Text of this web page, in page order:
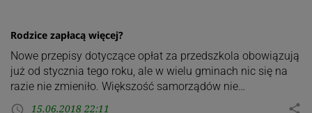
Rodzice zapłacą więcej?
Nowe przepisy dotyczące opłat za przedszkola obowiązują
już od stycznia tego roku, ale w wielu gminach nic się na
razie nie zmieniło. Większość samorządów nie…
access_time 15.06.2018 22:11 share